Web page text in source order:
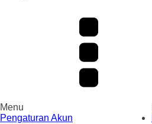
Menu
Pengaturan Akun